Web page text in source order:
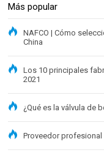
Más popular
NAFCO | Cómo
China
Los 10 principales
2021
¿Qué es la válvula de
Proveedor